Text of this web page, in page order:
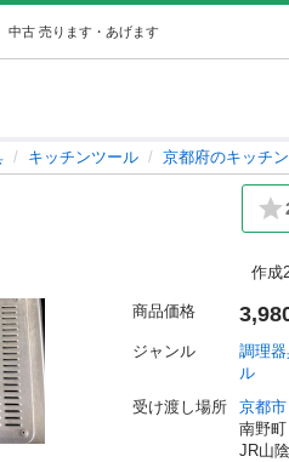
中古 売ります・あげます
キッチンツール 京都府のキッチ
作成
商品価格
ジャンル 調理
ル
受け渡し場所
京都市
南野町
JR山